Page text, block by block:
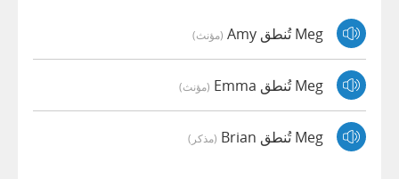
Meg تُنطق Amy (مؤنث)
Meg تُنطق Emma (مؤنث)
Meg تُنطق Brian (مذكر)